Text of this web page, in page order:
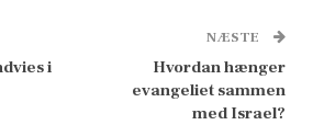
i
NÆSTE
Hvordan hænger
evangeliet sammen
med Israel?